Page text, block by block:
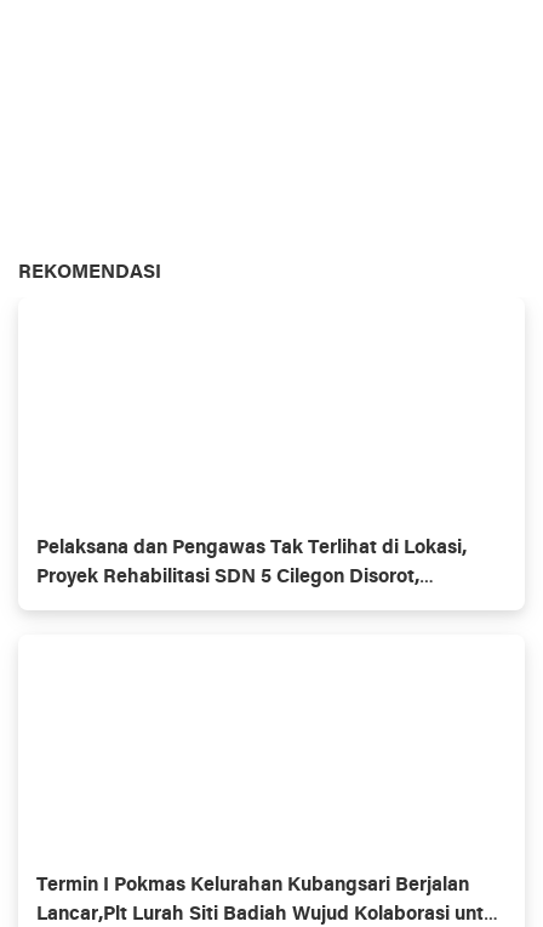
REKOMENDASI
Pelaksana dan Pengawas Tak Terlihat di Lokasi,
Proyek Rehabilitasi SDN 5 Cilegon Disorot,
Dindikbud Diminta Turun Tangan
Termin I Pokmas Kelurahan Kubangsari Berjalan
Lancar,Plt Lurah Siti Badiah Wujud Kolaborasi untuk